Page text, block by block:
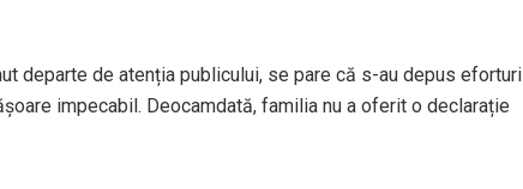
departe de atenția publicului, se pare că s-au depus eforturi
impecabil. Deocamdată, familia nu a oferit o declarație